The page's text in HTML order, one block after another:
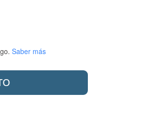
Saber más